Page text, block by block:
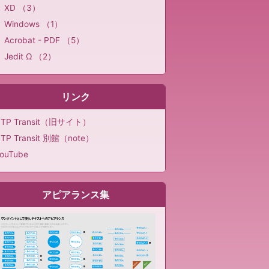
XD （3）
Windows （1）
Acrobat - PDF （5）
Jedit Ω （2）
リンク
Transit（旧サイト）
Transit 別館（note）
アピアランス集